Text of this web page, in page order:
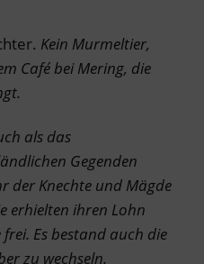
Kein Murmeltier,
Café bei Mering, die
als das
Gegenden
der Knechte und Mägde
erhielten ihren Lohn
Es bestand auch die
zu wechseln.